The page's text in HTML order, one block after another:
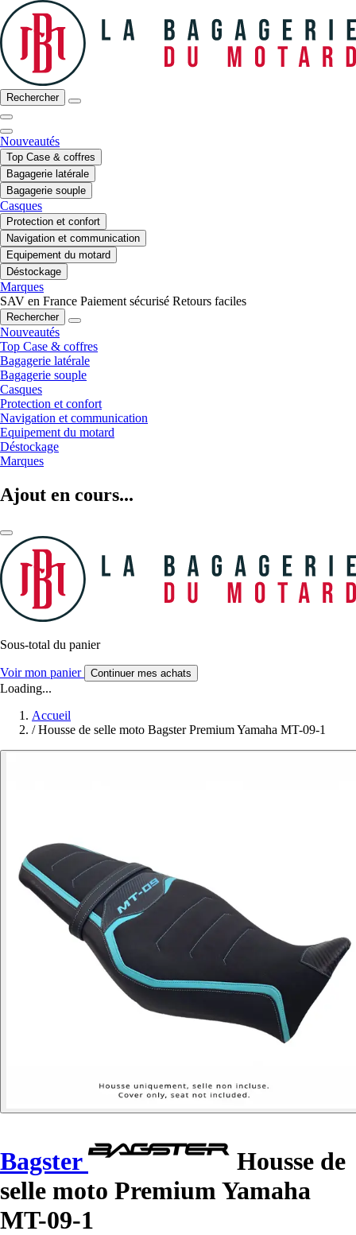
Rechercher
Nouveautés
Top Case & coffres
Bagagerie latérale
Bagagerie souple
Casques
Protection et confort
Navigation et communication
Equipement du motard
Déstockage
Marques
SAV en France Paiement sécurisé Retours faciles
Rechercher
Nouveautés
Top Case & coffres
Bagagerie latérale
Bagagerie souple
Casques
Protection et confort
Navigation et communication
Equipement du motard
Déstockage
Marques
Ajout en cours...
Sous-total du panier
Voir mon panier Continuer mes achats
Loading...
Accueil
/ Housse de selle moto Bagster Premium Yamaha MT-09-1
Bagster
Housse de
selle moto Premium Yamaha
MT-09-1